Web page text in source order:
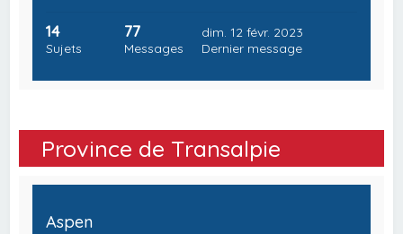
14
Sujets
77
Messages
dim. 12 févr. 2023
Dernier message
Province de Transalpie
Aspen